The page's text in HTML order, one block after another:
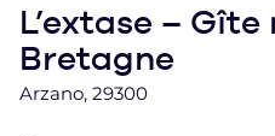
L’extase –
Bretagne
Arzano, 29300